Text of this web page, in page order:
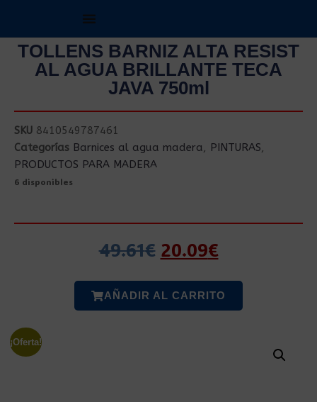
TOLLENS BARNIZ ALTA RESIST
AL AGUA BRILLANTE TECA
JAVA 750ml
SKU 8410549787461
Categorías Barnices al agua madera, PINTURAS,
PRODUCTOS PARA MADERA
6 disponibles
49.61€ 20.09€
AÑADIR AL CARRITO
¡Oferta!